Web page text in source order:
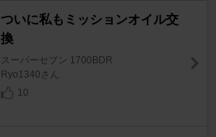
ついに私もミッションオイル交
換
スーパーセブン 1700BDR
Ryo1340さん
10